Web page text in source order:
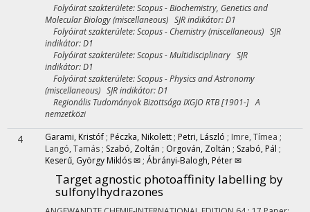
Folyóirat szakterülete: Scopus - Biochemistry, Genetics and
Molecular Biology (miscellaneous) SJR indikátor: D1
Folyóirat szakterülete: Scopus - Chemistry (miscellaneous) SJR
indikátor: D1
Folyóirat szakterülete: Scopus - Multidisciplinary SJR
indikátor: D1
Folyóirat szakterülete: Scopus - Physics and Astronomy
(miscellaneous) SJR indikátor: D1
Regionális Tudományok Bizottsága IXGJO RTB [1901-] A
nemzetközi
4 Garami, Kristóf ; Péczka, Nikolett ; Petri, László ; Imre, Tímea ;
Langó, Tamás ; Szabó, Zoltán ; Orgován, Zoltán ; Szabó, Pál ;
Keserű, György Miklós ✉ ; Ábrányi-Balogh, Péter ✉
Target agnostic photoaffinity labelling by
sulfonylhydrazones